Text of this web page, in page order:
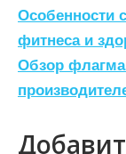
Н
а
в
и
г
Особенности
фитнеса и
Обзор